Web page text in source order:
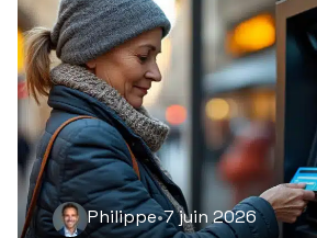
Philippe•7 juin 2026